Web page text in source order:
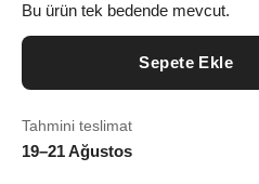
Bu ürün tek bedende mevcut.
Sepete Ekle
Tahmini teslimat
19–21 Ağustos